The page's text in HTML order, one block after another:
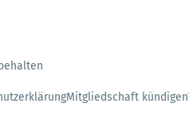
Mitgliedschaft kündigen